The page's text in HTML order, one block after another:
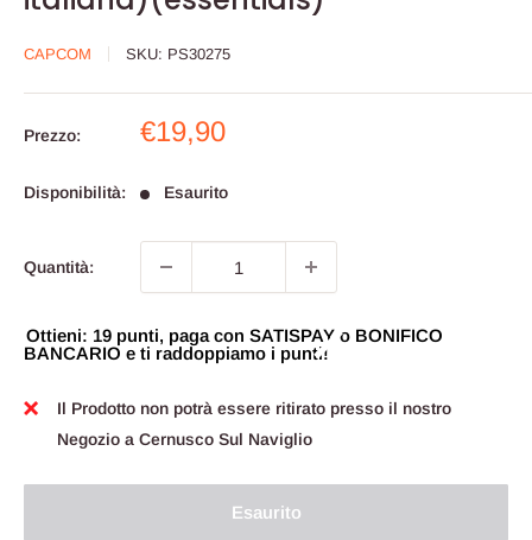
CAPCOM SKU: PS30275
Prezzo:
Prezzo
€19,90
Disponibilità: Esaurito
Quantità:
Ottieni: 19 punti, paga con SATISPAY o BONIFICO
BANCARIO e ti raddoppiamo i punti!
Il Prodotto non potrà essere ritirato presso il nostro
Negozio a Cernusco Sul Naviglio
Esaurito